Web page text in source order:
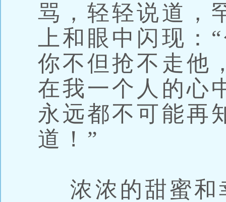
骂，轻轻说道，
上和眼中闪现：
你不但抢不走他
在我一个人的心
永远都不可能再
道！”
浓浓的甜蜜和